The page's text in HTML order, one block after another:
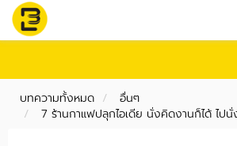
บทความทั้งหมด
อื่นๆ
7 ร้านกาแฟปลุกไอเดีย นั่งคิดงานก็ได้ ไปนั่